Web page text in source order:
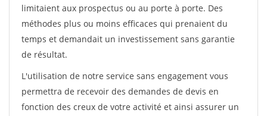
limitaient aux prospectus ou au porte à porte. Des
méthodes plus ou moins efficaces qui prenaient du
temps et demandait un investissement sans garantie
de résultat.
L'utilisation de notre service sans engagement vous
permettra de recevoir des demandes de devis en
fonction des creux de votre activité et ainsi assurer un